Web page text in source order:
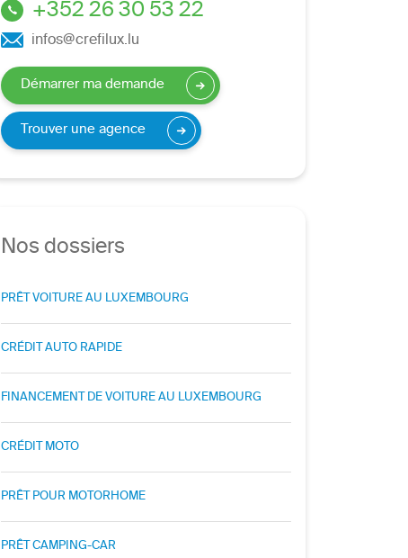
+352 26 30 53 22
infos@crefilux.lu
Démarrer ma demande
Trouver une agence
Nos dossiers
PRÊT VOITURE AU LUXEMBOURG
CRÉDIT AUTO RAPIDE
FINANCEMENT DE VOITURE AU LUXEMBOURG
CRÉDIT MOTO
PRÊT POUR MOTORHOME
PRÊT CAMPING-CAR